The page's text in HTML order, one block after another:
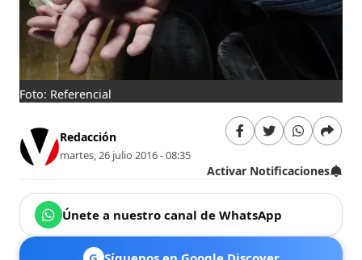
Foto: Referencial
Redacción
martes, 26 julio 2016 - 08:35
Activar Notificaciones
Únete a nuestro canal de WhatsApp